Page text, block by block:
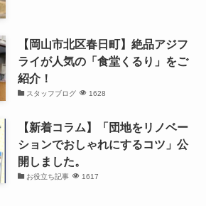
【岡山市北区春日町】絶品アジフ
ライが人気の「食堂くるり」をご
紹介！
スタッフブログ 1628
【新着コラム】「団地をリノベー
ションでおしゃれにするコツ」公
開しました。
お役立ち記事 1617